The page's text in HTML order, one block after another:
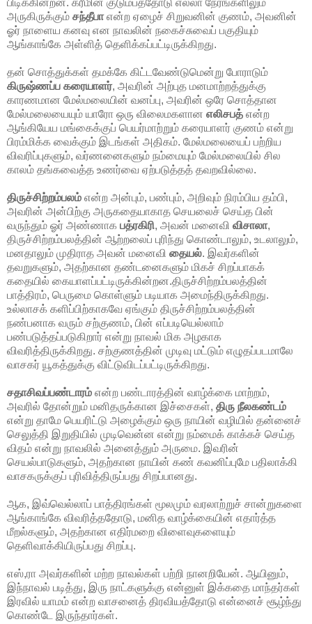
அருகிருக்கும் சந்தீபாஎன்ற ஏழைச் சிறுவனின் குணம், அவனின்
ஓர் நாளைய கனவு என நாவலின் நகைச்சுவைப் பகுதியும்
ஆங்காங்கே அள்ளித் தெளிக்கப்பட்டிருக்கிறது.
தன் சொத்துக்கள் தமக்கே கிட்டவேண்டுமென்று போராடும்
கிருஷ்ணப்ப கரையாளர், அவரின் அற்புத மனமாற்றத்துக்கு
காரணமான மேல்மலையின் வனப்பு, அவரின் ஒரே சொத்தான
மேல்மலையையும் யாரோ ஒரு விலைமகளான எலிசபத் என்ற
ஆங்கியேய மங்கைக்குப் பெயர்மாற்றும் கரையாளர் குணம் என்று
பிரம்மிக்க வைக்கும் இடங்கள் அதிகம். மேல்மலையைப் பற்றிய
விவரிப்புகளும், வர்ணனைகளும் நம்மையும் மேல்மலையில் சில
காலம் தங்கவைத்த உணர்வை ஏற்படுத்தத் தவறவில்லை.
திருச்சிற்றம்பலம் என்ற அன்பும், பண்பும், அறிவும் நிரம்பிய தம்பி,
அவரின் அன்பிற்கு அருகதையாகாத செயலைச் செய்த பின்
வருந்தும் ஓர் அண்ணாக பத்ரகிரி, அவன் மனைவி விசாலா,
திருச்சிற்றம்பலத்தின் ஆற்றலைப் புரிந்து கொண்டாலும், உடலாலும்,
மனதாலும் முதிராத அவன் மனைவி தையல். இவர்களின்
தவறுகளும், அதற்கான தண்டனைகளும் மிகச் சிறப்பாகக்
கதையில் கையாளப்பட்டிருக்கின்றன.திருச்சிற்றம்பலத்தின்
பாத்திரம், பெருமை கொள்ளும் படியாக அமைந்திருக்கிறது.
உல்லாசக் களிப்பிற்காகவே ஏங்கும் திருச்சிற்றம்பலத்தின்
நண்பனாக வரும் சற்குணம், பின் எப்படியெல்லாம்
பண்படுத்தப்படுகிறார் என்று நாவல் மிக அழகாக
விவரித்திருக்கிறது. சற்குணத்தின் முடிவு மட்டும் எழுதப்படமாலே
வாசகர் யூகத்துக்கு விட்டுவிடப்பட்டிருக்கிறது.
சதாசிவப்பண்டாரம் என்ற பண்டாரத்தின் வாழ்க்கை மாற்றம்,
அவரில் தோன்றும் மனிதருக்கான இச்சைகள், திரு நீலகண்டம்
என்று தாமே பெயரிட்டு அழைக்கும் ஒரு நாயின் வழியில் தன்னைச்
செலுத்தி இறுதியில் முடிவென்ன என்று நம்மைக் காக்கச் செய்த
விதம் என்று நாவலில் அனைத்தும் அருமை. இவரின்
செயல்பாடுகளும், அதற்கான நாயின் கண் கவனிப்புமே பதிலாக்கி
வாசகருக்குப் புரிவித்திருப்பது சிறப்பானது.
ஆக, இவ்வெல்லாப் பாத்திரங்கள் மூலமும் வரலாற்றுச் சான்றுகளை
ஆங்காங்கே விவரித்ததோடு, மனித வாழ்க்கையின் எதார்த்த
மீறல்களும், அதற்கான எதிர்மறை விளைவுகளையும்
தெளிவாக்கியிருப்பது சிறப்பு.
எஸ்,ரா அவர்களின் மற்ற நாவல்கள் பற்றி நானறியேன். ஆயினும்,
இந்நாவல் படித்து, இரு நாட்களுக்கு என்னுள் இக்கதை மாந்தர்கள்
இரவில் யாமம் என்ற வாசனைத் திரவியத்தோடு என்னைச் சூழ்ந்து
கொண்டே இருந்தார்கள்.